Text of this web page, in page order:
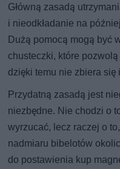
Główną zasadą
i nieodkładanie na
Dużą pomocą mogą być
chusteczki, które
dzięki temu nie zbiera
Przydatną zasadą jest
niezbędne. Nie chodzi o
wyrzucać, lecz raczej o
nadmiaru bibelotów
do postawienia kup